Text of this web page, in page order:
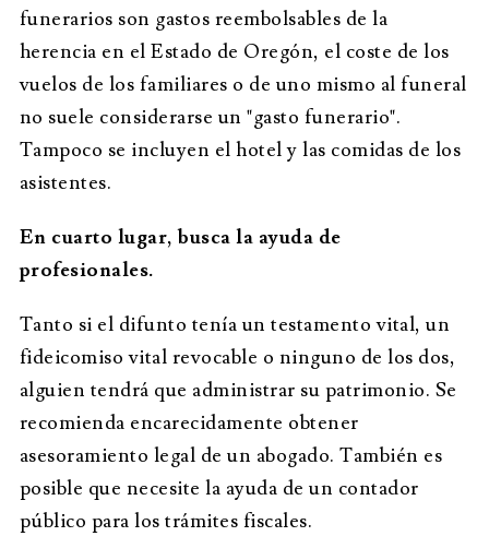
funerarios son gastos reembolsables de la
herencia en el Estado de Oregón, el coste de los
vuelos de los familiares o de uno mismo al funeral
no suele considerarse un "gasto funerario".
Tampoco se incluyen el hotel y las comidas de los
asistentes.
En cuarto lugar, busca la ayuda de
profesionales.
Tanto si el difunto tenía un testamento vital, un
fideicomiso vital revocable o ninguno de los dos,
alguien tendrá que administrar su patrimonio. Se
recomienda encarecidamente obtener
asesoramiento legal de un abogado. También es
posible que necesite la ayuda de un contador
público para los trámites fiscales.